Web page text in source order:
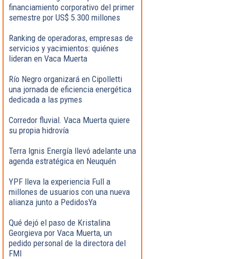
financiamiento corporativo del primer
semestre por US$ 5.300 millones
Ranking de operadoras, empresas de
servicios y yacimientos: quiénes
lideran en Vaca Muerta
Río Negro organizará en Cipolletti
una jornada de eficiencia energética
dedicada a las pymes
Corredor fluvial. Vaca Muerta quiere
su propia hidrovía
Terra Ignis Energía llevó adelante una
agenda estratégica en Neuquén
YPF lleva la experiencia Full a
millones de usuarios con una nueva
alianza junto a PedidosYa
Qué dejó el paso de Kristalina
Georgieva por Vaca Muerta, un
pedido personal de la directora del
FMI